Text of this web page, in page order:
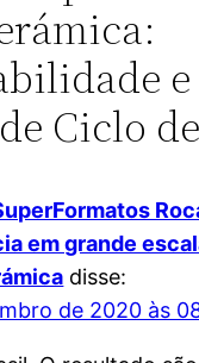
e
Ciclo
em grande
disse:
de 2020 às